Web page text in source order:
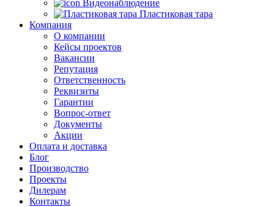
Видеонаблюдение
Пластиковая тара
Компания
О компании
Кейсы проектов
Вакансии
Репутация
Ответственность
Реквизиты
Гарантии
Вопрос-ответ
Документы
Акции
Оплата и доставка
Блог
Производство
Проекты
Дилерам
Контакты